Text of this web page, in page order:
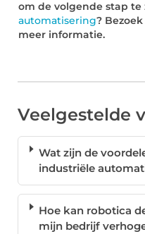
om de volgende stap
automatisering?
meer informatie.
Veelgestelde
Wat zijn de
industriële
Hoe kan robotica
mijn bedrijf